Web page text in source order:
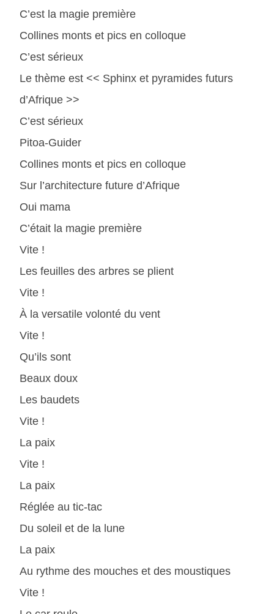
C’est la magie première
Collines monts et pics en colloque
C’est sérieux
Le thème est << Sphinx et pyramides futurs
d’Afrique >>
C’est sérieux
Pitoa-Guider
Collines monts et pics en colloque
Sur l’architecture future d’Afrique
Oui mama
C’était la magie première
Vite !
Les feuilles des arbres se plient
Vite !
À la versatile volonté du vent
Vite !
Qu’ils sont
Beaux doux
Les baudets
Vite !
La paix
Vite !
La paix
Réglée au tic-tac
Du soleil et de la lune
La paix
Au rythme des mouches et des moustiques
Vite !